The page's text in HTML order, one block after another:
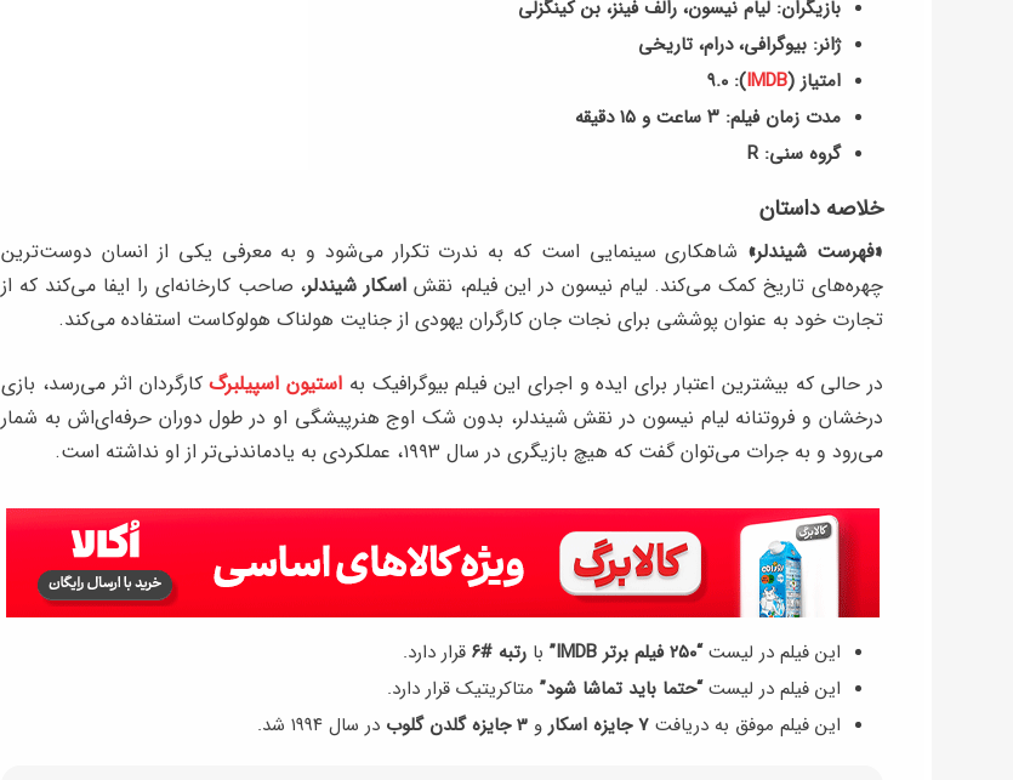
بازیگران: لیام نیسون، رالف فینز، بن کینگزلی
ژانر: بیوگرافی، درام، تاریخی
امتیاز (IMDB): ۹.۰
مدت زمان فیلم: ۳ ساعت و ۱۵ دقیقه
گروه سنی: R
خلاصه داستان
«فهرست شیندلر» شاهکاری سینمایی است که به ندرت تکرار می‌شود و به معرفی یکی از انسان‌ دوست‌ترین
چهره‌های تاریخ کمک می‌کند. لیام نیسون در این فیلم، نقش اسکار شیندلر، صاحب کارخانه‌ای را ایفا می‌کند که از
تجارت خود به عنوان پوششی برای نجات جان کارگران یهودی از جنایت هولناک هولوکاست استفاده می‌کند.
در حالی که بیشترین اعتبار برای ایده و اجرای این فیلم بیوگرافیک به استیون اسپیلبرگکارگردان اثر می‌رسد، بازی
درخشان و فروتنانه‌ لیام نیسون در نقش شیندلر، بدون شک اوج هنرپیشگی او در طول دوران حرفه‌ای‌اش به شمار
می‌رود و به جرات می‌توان گفت که هیچ بازیگری در سال ۱۹۹۳، عملکردی به یادماندنی‌تر از او نداشته است.
این فیلم در لیست“۲۵۰ فیلم برتر IMDB” با رتبه #۶ قرار دارد.
این فیلم در لیست“حتما باید تماشا شود” متاکریتیک قرار دارد.
این فیلم موفق به دریافت
و در سال ۱۹۹۴ شد.